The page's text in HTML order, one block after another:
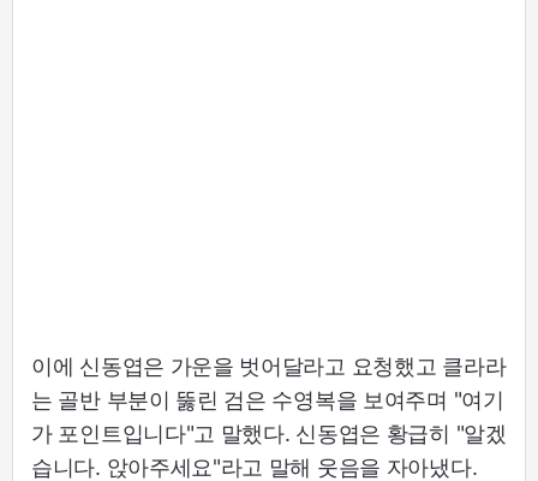
이에 신동엽은 가운을 벗어달라고 요청했고 클라라
는 골반 부분이 뚫린 검은 수영복을 보여주며 "여기
가 포인트입니다"고 말했다. 신동엽은 황급히 "알겠
습니다. 앉아주세요"라고 말해 웃음을 자아냈다.